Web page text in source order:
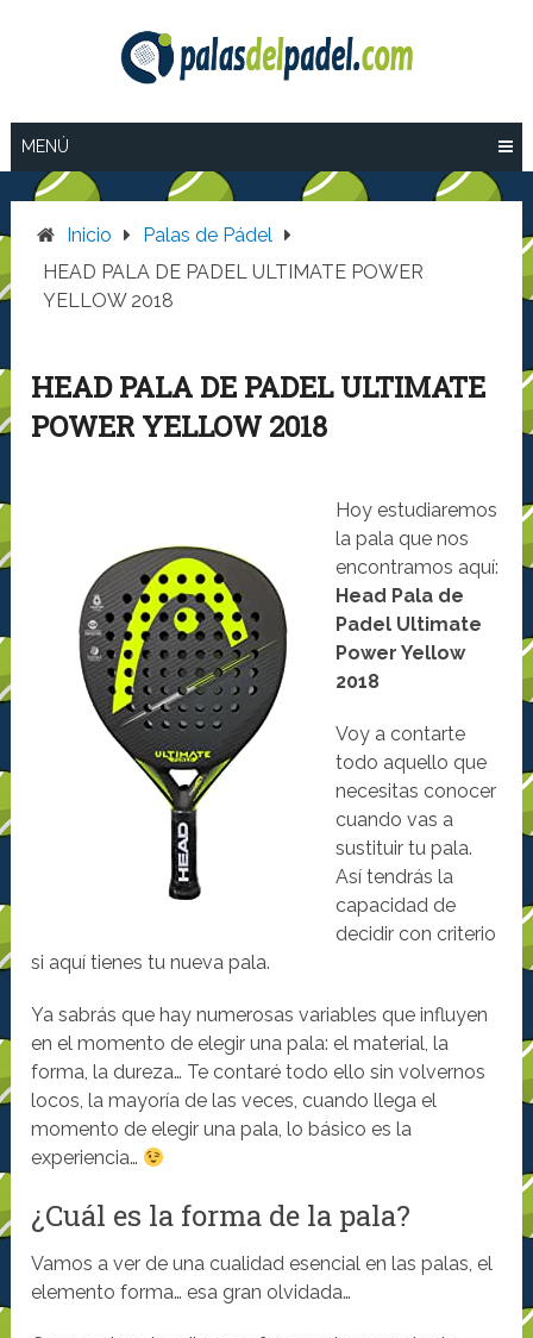
MENÚ
Inicio
Palas de Pádel
HEAD PALA DE PADEL ULTIMATE POWER
YELLOW 2018
HEAD PALA DE PADEL ULTIMATE
POWER YELLOW 2018
Hoy estudiaremos
la pala que nos
encontramos aquí:
Head Pala de
Padel Ultimate
Power Yellow
2018
Voy a contarte
todo aquello que
necesitas conocer
cuando vas a
sustituir tu pala.
Así tendrás la
capacidad de
decidir con criterio
si aquí tienes tu nueva pala.
Ya sabrás que hay numerosas variables que influyen
en el momento de elegir una pala: el material, la
forma, la dureza… Te contaré todo ello sin volvernos
locos, la mayoría de las veces, cuando llega el
momento de elegir una pala, lo básico es la
experiencia…
¿Cuál es la forma de la pala?
Vamos a ver de una cualidad esencial en las palas, el
elemento forma… esa gran olvidada…